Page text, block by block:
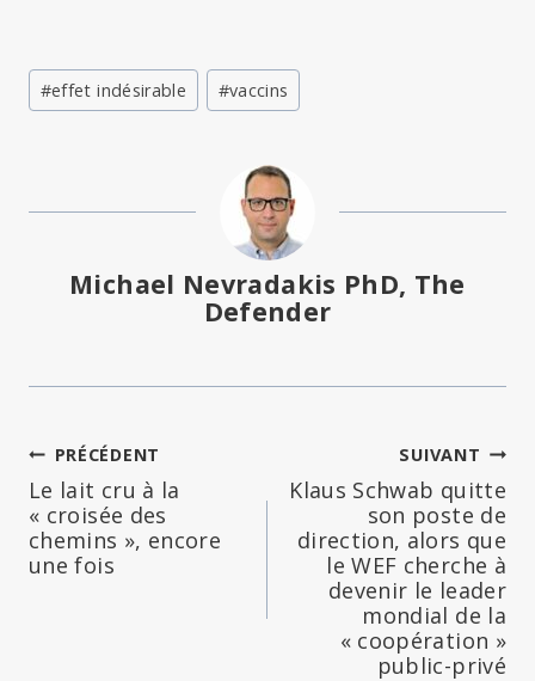
Étiquettes
de
#effet indésirable #vaccins
Michael Nevradakis PhD, The
Defender
Navigation
de
l’article
PRÉCÉDENT
Le lait cru à la
« croisée des
chemins », encore
une fois
SUIVANT
Klaus Schwab quitte
son poste de
direction, alors que
le WEF cherche à
devenir le leader
mondial de la
« coopération »
public-privé